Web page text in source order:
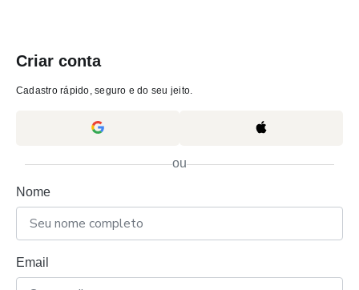
Criar conta
Cadastro rápido, seguro e do seu jeito.
ou
Nome
Email